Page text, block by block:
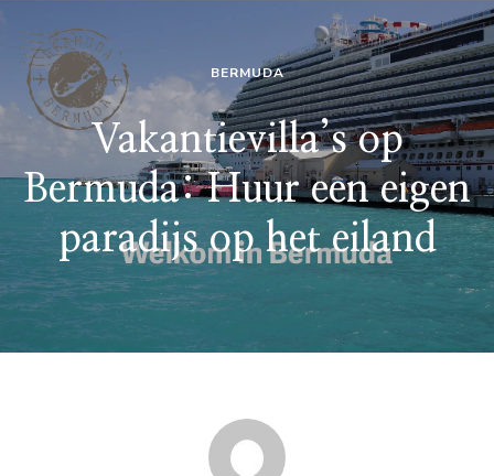
BERMUDA
Vakantievilla’s op
Bermuda: Huur een eigen
paradijs op het eiland